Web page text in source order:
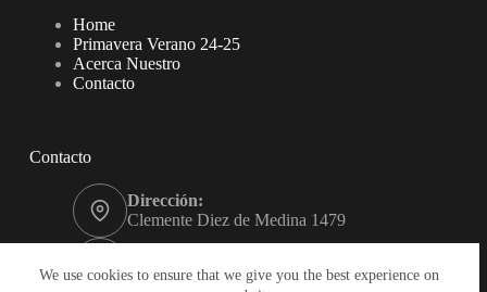
We use cookies to ensure that we give you the best experience on
Home
Primavera Verano 24-25
Acerca Nuestro
Contacto
Contacto
Dirección:
Clemente Diez de Medina 1479
+541149218822